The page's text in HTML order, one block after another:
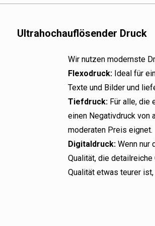
die
Ultrahochauflösender Druck
Wir nutzen modernste
Flexodruck: Ideal für
Texte und Bilder und
Tiefdruck: Für alle, die
einen Negativdruck von
moderaten Preis eignet.
Digitaldruck: Wenn nur
Qualität, die
Qualität etwas teurer